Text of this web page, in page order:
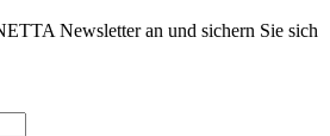
Newsletter an und sichern Sie sich